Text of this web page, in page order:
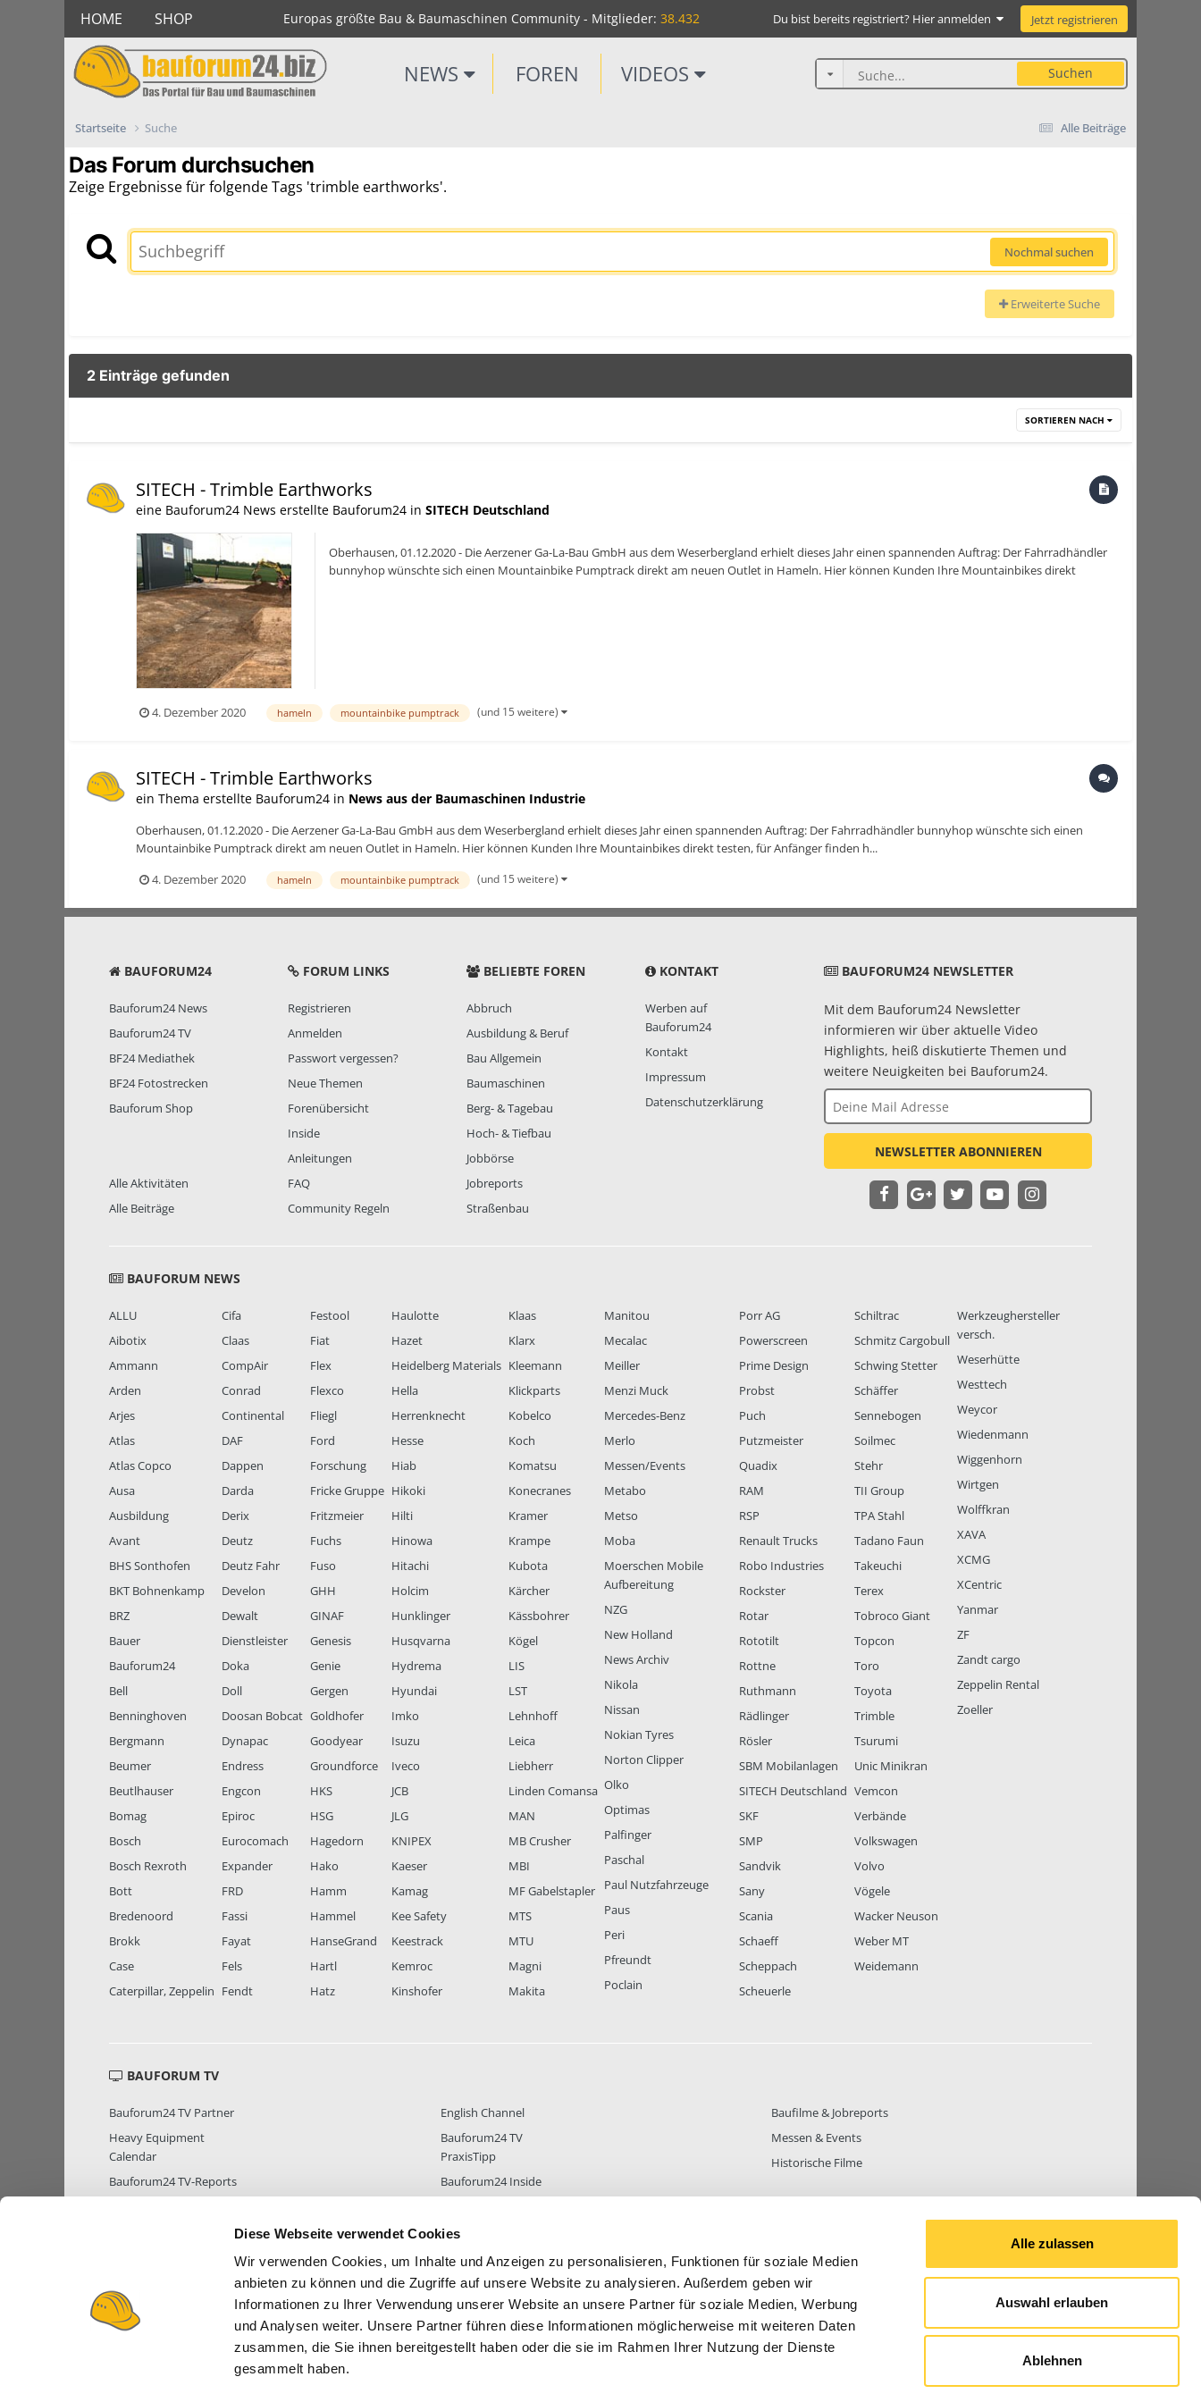
Diese Webseite verwendet Cookies
Wir verwenden Cookies, um Inhalte und Anzeigen zu personalisieren, Funktionen für soziale Medien
anbieten zu können und die Zugriffe auf unsere Website zu analysieren. Außerdem geben wir
Informationen zu Ihrer Verwendung unserer Website an unsere Partner für soziale Medien, Werbung
und Analysen weiter. Unsere Partner führen diese Informationen möglicherweise mit weiteren Daten
zusammen, die Sie ihnen bereitgestellt haben oder die sie im Rahmen Ihrer Nutzung der Dienste
gesammelt haben.
Alle zulassen
Auswahl erlauben
Ablehnen
HOME SHOP Europas größte Bau & Baumaschinen Community - Mitglieder: 38.432 Du bist bereits registriert? Hier anmelden Jetzt registrieren
NEWS FOREN VIDEOS Suchen
Alle Beiträge
Startseite Suche
Das Forum durchsuchen
Zeige Ergebnisse für folgende Tags 'trimble earthworks'.
Nochmal suchen
Erweiterte Suche
2 Einträge gefunden
SORTIEREN NACH
SITECH - Trimble Earthworks
eine Bauforum24 News erstellte Bauforum24 in SITECH Deutschland
Oberhausen, 01.12.2020 - Die Aerzener Ga-La-Bau GmbH aus dem Weserbergland erhielt dieses Jahr einen spannenden Auftrag: Der Fahrradhändler
bunnyhop wünschte sich einen Mountainbike Pumptrack direkt am neuen Outlet in Hameln. Hier können Kunden Ihre Mountainbikes direkt
4. Dezember 2020 hameln mountainbike pumptrack (und 15 weitere)
SITECH - Trimble Earthworks
ein Thema erstellte Bauforum24 in News aus der Baumaschinen Industrie
Oberhausen, 01.12.2020 - Die Aerzener Ga-La-Bau GmbH aus dem Weserbergland erhielt dieses Jahr einen spannenden Auftrag: Der Fahrradhändler bunnyhop wünschte sich einen
Mountainbike Pumptrack direkt am neuen Outlet in Hameln. Hier können Kunden Ihre Mountainbikes direkt testen, für Anfänger finden h...
4. Dezember 2020
hameln mountainbike pumptrack (und 15 weitere)
BAUFORUM24
Bauforum24 News
Bauforum24 TV
BF24 Mediathek
BF24 Fotostrecken
Bauforum Shop
Alle Aktivitäten
Alle Beiträge
FORUM LINKS
Registrieren
Anmelden
Passwort vergessen?
Neue Themen
Forenübersicht
Inside
Anleitungen
FAQ
Community Regeln
BELIEBTE FOREN
Abbruch
Ausbildung & Beruf
Bau Allgemein
Baumaschinen
Berg- & Tagebau
Hoch- & Tiefbau
Jobbörse
Jobreports
Straßenbau
KONTAKT
Werben auf
Bauforum24
Kontakt
Impressum
Datenschutzerklärung
BAUFORUM24 NEWSLETTER
Mit dem Bauforum24 Newsletter
informieren wir über aktuelle Video
Highlights, heiß diskutierte Themen und
weitere Neuigkeiten bei Bauforum24.
NEWSLETTER ABONNIEREN
BAUFORUM NEWS
ALLU
Aibotix
Ammann
Arden
Arjes
Atlas
Atlas Copco
Ausa
Ausbildung
Avant
BHS Sonthofen
BKT Bohnenkamp
BRZ
Bauer
Bauforum24
Bell
Benninghoven
Bergmann
Beumer
Beutlhauser
Bomag
Bosch
Bosch Rexroth
Bott
Bredenoord
Brokk
Case
Caterpillar, Zeppelin
Cifa
Claas
CompAir
Conrad
Continental
DAF
Dappen
Darda
Derix
Deutz
Deutz Fahr
Develon
Dewalt
Dienstleister
Doka
Doll
Doosan Bobcat
Dynapac
Endress
Engcon
Epiroc
Eurocomach
Expander
FRD
Fassi
Fayat
Fels
Fendt
Festool
Fiat
Flex
Flexco
Fliegl
Ford
Forschung
Fricke Gruppe
Fritzmeier
Fuchs
Fuso
GHH
GINAF
Genesis
Genie
Gergen
Goldhofer
Goodyear
Groundforce
HKS
HSG
Hagedorn
Hako
Hamm
Hammel
HanseGrand
Hartl
Hatz
Haulotte
Hazet
Heidelberg Materials
Hella
Herrenknecht
Hesse
Hiab
Hikoki
Hilti
Hinowa
Hitachi
Holcim
Hunklinger
Husqvarna
Hydrema
Hyundai
Imko
Isuzu
Iveco
JCB
JLG
KNIPEX
Kaeser
Kamag
Kee Safety
Keestrack
Kemroc
Kinshofer
Klaas
Klarx
Kleemann
Klickparts
Kobelco
Koch
Komatsu
Konecranes
Kramer
Krampe
Kubota
Kärcher
Kässbohrer
Kögel
LIS
LST
Lehnhoff
Leica
Liebherr
Linden Comansa
MAN
MB Crusher
MBI
MF Gabelstapler
MTS
MTU
Magni
Makita
Manitou
Mecalac
Meiller
Menzi Muck
Mercedes-Benz
Merlo
Messen/Events
Metabo
Metso
Moba
Moerschen Mobile
Aufbereitung
NZG
New Holland
News Archiv
Nikola
Nissan
Nokian Tyres
Norton Clipper
Olko
Optimas
Palfinger
Paschal
Paul Nutzfahrzeuge
Paus
Peri
Pfreundt
Poclain
Porr AG
Powerscreen
Prime Design
Probst
Puch
Putzmeister
Quadix
RAM
RSP
Renault Trucks
Robo Industries
Rockster
Rotar
Rototilt
Rottne
Ruthmann
Rädlinger
Rösler
SBM Mobilanlagen
SITECH Deutschland
SKF
SMP
Sandvik
Sany
Scania
Schaeff
Scheppach
Scheuerle
Schiltrac
Schmitz Cargobull
Schwing Stetter
Schäffer
Sennebogen
Soilmec
Stehr
TII Group
TPA Stahl
Tadano Faun
Takeuchi
Terex
Tobroco Giant
Topcon
Toro
Toyota
Trimble
Tsurumi
Unic Minikran
Vemcon
Verbände
Volkswagen
Volvo
Vögele
Wacker Neuson
Weber MT
Weidemann
Werkzeughersteller
versch.
Weserhütte
Westtech
Weycor
Wiedenmann
Wiggenhorn
Wirtgen
Wolffkran
XAVA
XCMG
XCentric
Yanmar
ZF
Zandt cargo
Zeppelin Rental
Zoeller
BAUFORUM TV
Bauforum24 TV Partner
Heavy Equipment
Calendar
Bauforum24 TV-Reports
English Channel
Bauforum24 TV
PraxisTipp
Bauforum24 Inside
Baufilme & Jobreports
Messen & Events
Historische Filme
MITGLIEDER STATISTIK MITGLIEDER38.432 FOREN STATISTIK ALLE THEMEN BEITRÄGE GESAMT842.660
© 2026 Bauforum24.biz